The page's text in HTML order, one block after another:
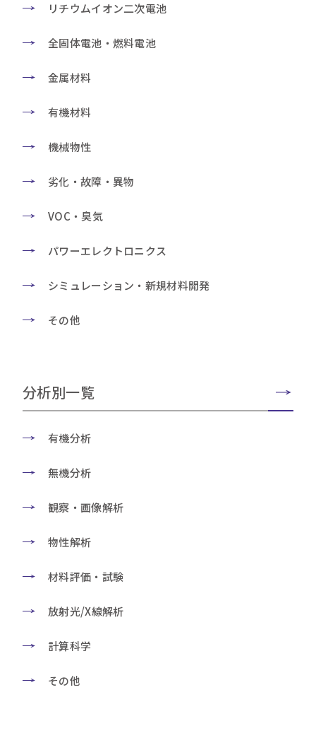
リチウムイオン二次電池
全固体電池・燃料電池
金属材料
有機材料
機械物性
劣化・故障・異物
VOC・臭気
パワーエレクトロニクス
シミュレーション・新規材料開発
その他
分析別一覧
有機分析
無機分析
観察・画像解析
物性解析
材料評価・試験
放射光/X線解析
計算科学
その他